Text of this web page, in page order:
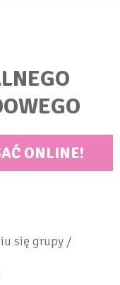
ONLINE!
się grupy /